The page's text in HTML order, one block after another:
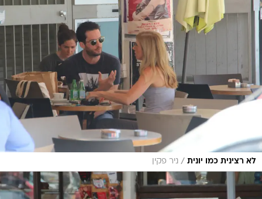
לא רצינית כמו יונית / ניר פקין